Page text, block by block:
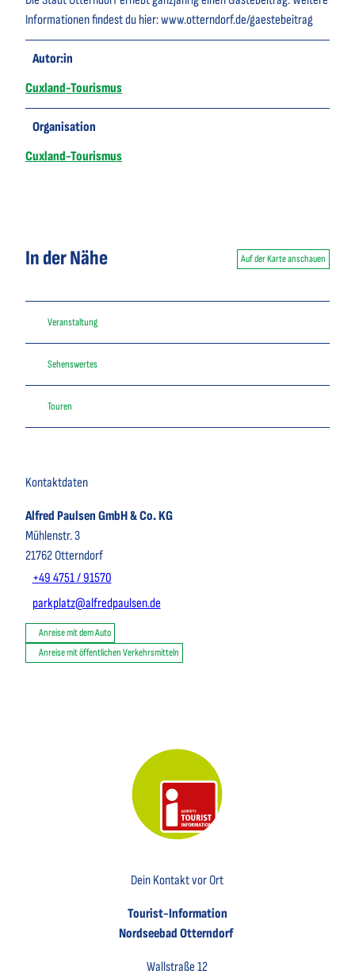
Informationen findest du hier: www.otterndorf.de/gaestebeitrag
Autor:in
Cuxland-Tourismus
Organisation
Cuxland-Tourismus
In der Nähe Auf der Karte anschauen
Veranstaltung
Sehenswertes
Touren
Kontaktdaten
Alfred Paulsen GmbH & Co. KG
Mühlenstr. 3
21762 Otterndorf
+49 4751 / 91570
parkplatz@alfredpaulsen.de
Anreise mit dem Auto
Anreise mit öffentlichen Verkehrsmitteln
Dein Kontakt vor Ort
Tourist-Information
Nordseebad Otterndorf
Wallstraße 12